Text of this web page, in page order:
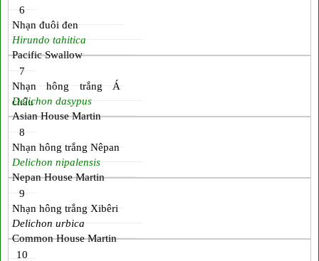
6
Nhạn đuôi đen
Hirundo tahitica
Pacific Swallow
7
Nhạn hông trắng Á
châu
Delichon dasypus
Asian House Martin
8
Nhạn hông trắng Nêpan
Delichon nipalensis
Nepan House Martin
9
Nhạn hông trắng Xibêri
Delichon urbica
Common House Martin
10